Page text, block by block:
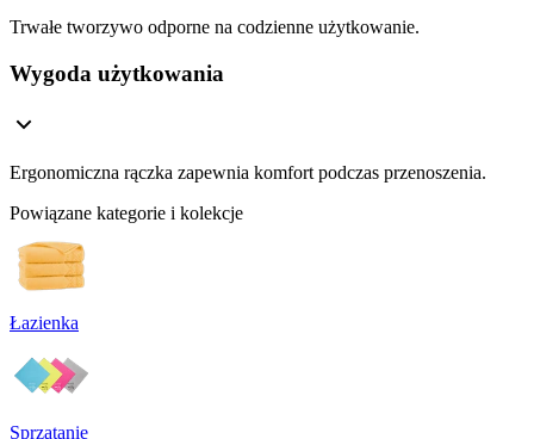
Trwałe tworzywo odporne na codzienne użytkowanie.
Wygoda użytkowania
Ergonomiczna rączka zapewnia komfort podczas przenoszenia.
Powiązane kategorie i kolekcje
Łazienka
Sprzątanie